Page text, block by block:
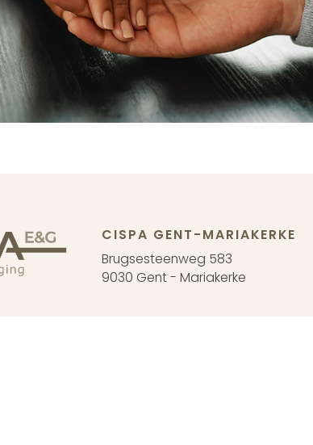
CISPA GENT-MARIAKERKE
Brugsesteenweg 583
9030 Gent - Mariakerke